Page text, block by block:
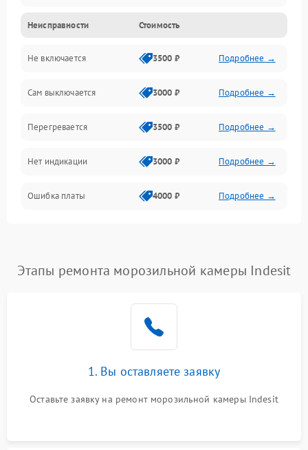
Механика
Неисправности Стоимость
Не включается 3500 ₽ Подробнее →
Сам выключается 3000 ₽ Подробнее →
Перегревается 3500 ₽ Подробнее →
Нет индикации 3000 ₽ Подробнее →
Ошибка платы 4000 ₽ Подробнее →
Этапы ремонта морозильной камеры Indesit
1. Вы оставляете заявку
Оставьте заявку на ремонт морозильной камеры Indesit